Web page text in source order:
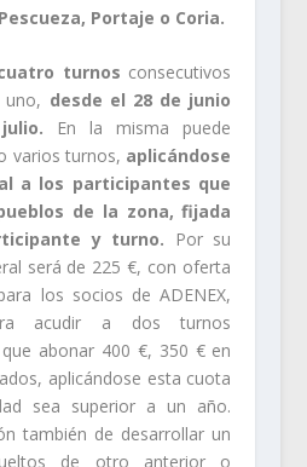
Portaje o Coria.
turnos consecutivos
uno, desde el 28 de junio
En la misma puede
varios turnos, aplicándose
a los participantes que
de la zona, fijada
y turno. Por su
será de 225 €, con oferta
los socios de ADENEX,
acudir a dos turnos
abonar 400 €, 350 € en
aplicándose esta cuota
sea superior a un año.
también de desarrollar un
de otro anterior o